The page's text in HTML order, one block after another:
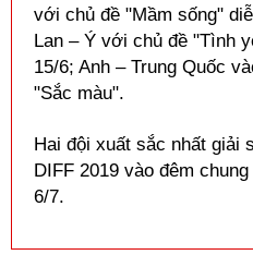
với chủ đề "Mầm sống"
Lan – Ý với chủ đề "Tình
15/6; Anh – Trung Quốc
"Sắc màu".
Hai đội xuất sắc nhất giải
DIFF 2019 vào đêm
6/7.